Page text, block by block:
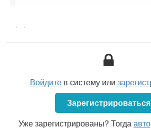
Согласно
проводится до начала
принятыми на работу;
при переводе или перемещении из
структурного подразделения в
которым поручается выполнение
работы;
Войдитев систему или
Зарегистрироваться
Уже зарегистрированы? Тогда